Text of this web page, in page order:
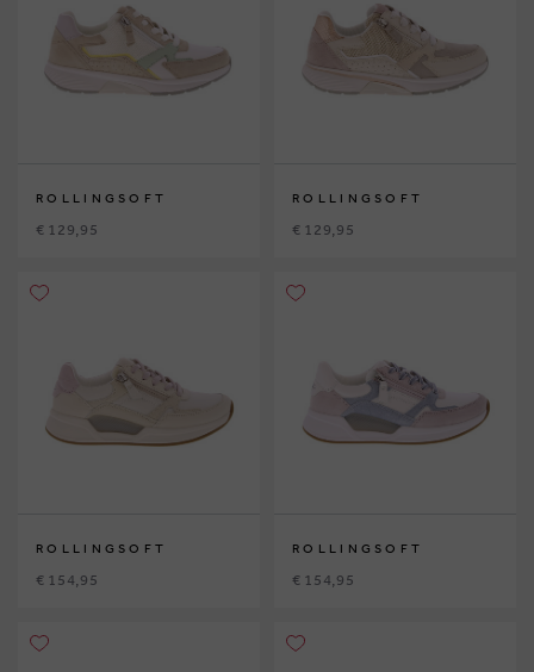
ROLLINGSOFT
€ 129,95
ROLLINGSOFT
€ 129,95
ROLLINGSOFT
€ 154,95
ROLLINGSOFT
€ 154,95